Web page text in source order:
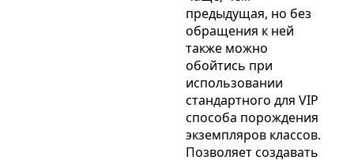
предыдущая, но без
обращения к ней
также можно
обойтись при
использовании
стандартного для VIP
способа порождения
экземпляров классов.
Позволяет создавать